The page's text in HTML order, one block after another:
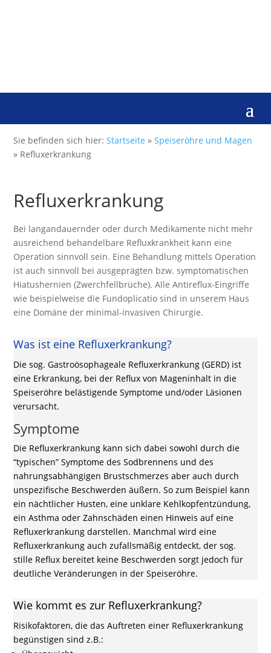
Sie befinden sich hier:Startseite »Speiseröhre und Magen
» Refluxerkrankung
Refluxerkrankung
Bei langandauernder oder durch Medikamente nicht mehr
ausreichend behandelbare Refluxkrankheit kann eine
Operation sinnvoll sein. Eine Behandlung mittels Operation
ist auch sinnvoll bei ausgeprägten bzw. symptomatischen
Hiatushernien (Zwerchfellbrüche). Alle Antireflux-Eingriffe
wie beispielweise die Fundoplicatio sind in unserem Haus
eine Domäne der minimal-invasiven Chirurgie.
Was ist eine Refluxerkrankung?
Die sog. Gastroösophageale Refluxerkrankung (GERD) ist
eine Erkrankung, bei der Reflux von Mageninhalt in die
Speiseröhre belästigende Symptome und/oder Läsionen
verursacht.
Symptome
Die Refluxerkrankung kann sich dabei sowohl durch die
“typischen” Symptome des Sodbrennens und des
nahrungsabhängigen Brustschmerzes aber auch durch
unspezifische Beschwerden äußern. So zum Beispiel kann
ein nächtlicher Husten, eine unklare Kehlkopfentzündung,
ein Asthma oder Zahnschäden einen Hinweis auf eine
Refluxerkrankung darstellen. Manchmal wird eine
Refluxerkrankung auch zufallsmäßig entdeckt, der sog.
stille Reflux bereitet keine Beschwerden sorgt jedoch für
deutliche Veränderungen in der Speiseröhre.
Wie kommt es zur Refluxerkrankung?
Risikofaktoren, die das Auftreten einer Refluxerkrankung
begünstigen sind z.B.: